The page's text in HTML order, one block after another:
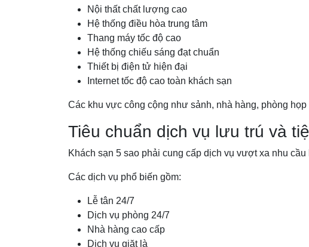
Nội thất chất lượng cao
Hệ thống điều hòa trung tâm
Thang máy tốc độ cao
Hệ thống chiếu sáng đạt chuẩn
Thiết bị điện tử hiện đại
Internet tốc độ cao toàn khách sạn
Các khu vực công cộng như sảnh, nhà hàng, phòng
Tiêu chuẩn dịch vụ lưu trú và
Khách sạn 5 sao phải cung cấp dịch vụ vượt xa nhu
Các dịch vụ phổ biến gồm:
Lễ tân 24/7
Dịch vụ phòng 24/7
Nhà hàng cao cấp
Dịch vụ giặt là